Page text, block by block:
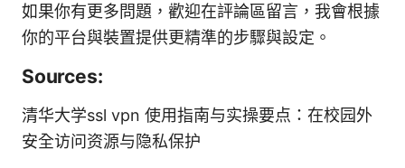
如果你有更多問題，歡迎在評論區留言，我會根據
你的平台與裝置提供更精準的步驟與設定。
Sources:
清华大学ssl vpn 使用指南与实操要点：在校园外
安全访问资源与隐私保护